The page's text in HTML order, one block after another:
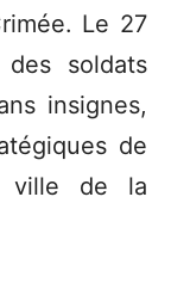
Le 27
soldats
insignes,
de
ville de la